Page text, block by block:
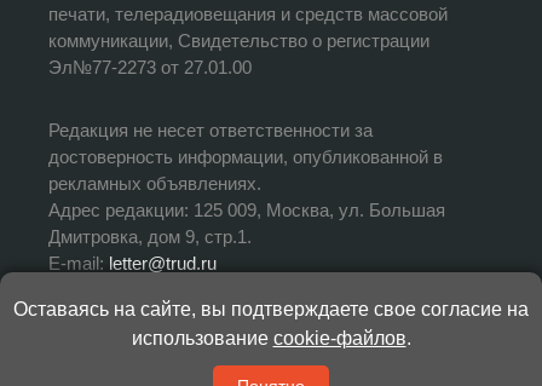
печати, телерадиовещания и средств массовой
коммуникации, Свидетельство о регистрации
Эл№77-2273 от 27.01.00
Редакция не несет ответственности за
достоверность информации, опубликованной в
рекламных объявлениях.
Адрес редакции: 125 009, Москва, ул. Большая
Дмитровка, дом 9, стр.1.
E-mail: letter@trud.ru
УЧРЕДИТЕЛЬ: АНО «Редакция газеты «Труд»
ИЗДАТЕЛЬ: АНО «Редакция газеты «Труд»
ГЛАВНЫЙ РЕДАКТОР: Валерий Симонов
Оставаясь на сайте, вы подтверждаете свое согласие на
использование cookie-файлов.